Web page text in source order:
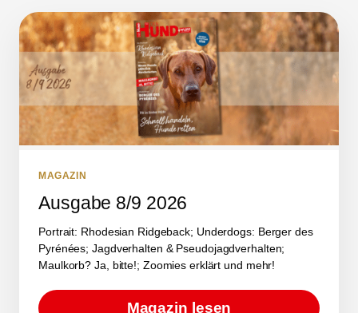
MAGAZIN
Ausgabe 8/9 2026
Portrait: Rhodesian Ridgeback; Underdogs: Berger des
Pyrénées; Jagdverhalten & Pseudojagdverhalten;
Maulkorb? Ja, bitte!; Zoomies erklärt und mehr!
Magazin lesen